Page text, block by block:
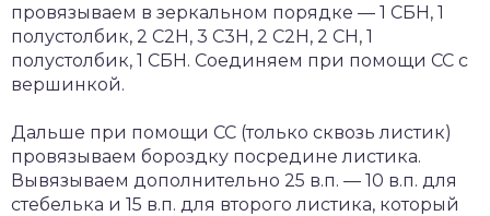
провязываем в зеркальном порядке — 1 СБН, 1
полустолбик, 2 С2Н, 3 С3Н, 2 С2Н, 2 СН, 1
полустолбик, 1 СБН. Соединяем при помощи СС с
вершинкой.
Дальше при помощи СС (только сквозь листик)
провязываем бороздку посредине листика.
Вывязываем дополнительно 25 в.п. — 10 в.п. для
стебелька и 15 в.п. для второго листика, который